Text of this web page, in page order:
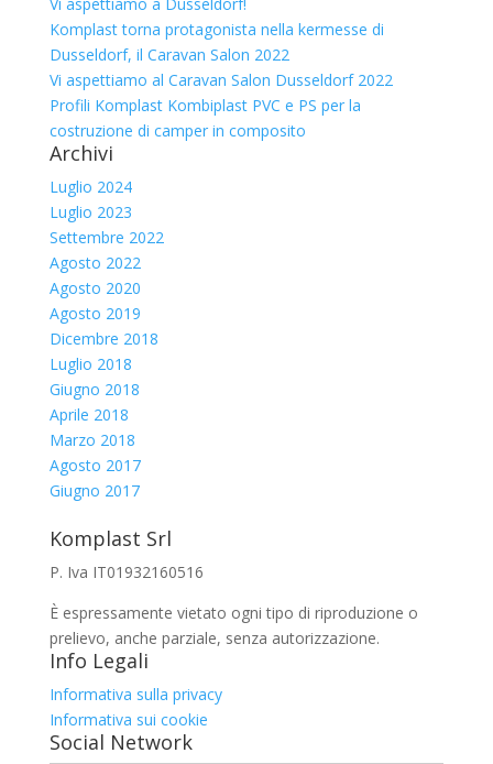
Komplast torna protagonista nella kermesse di
Dusseldorf, il Caravan Salon 2022
Vi aspettiamo al Caravan Salon Dusseldorf 2022
Profili Komplast Kombiplast PVC e PS per la
costruzione di camper in composito
Archivi
Luglio 2024
Luglio 2023
Settembre 2022
Agosto 2022
Agosto 2020
Agosto 2019
Dicembre 2018
Luglio 2018
Giugno 2018
Aprile 2018
Marzo 2018
Agosto 2017
Giugno 2017
Komplast Srl
P. Iva IT01932160516
È espressamente vietato ogni tipo di riproduzione o
prelievo, anche parziale, senza autorizzazione.
Info Legali
Informativa sulla privacy
Informativa sui cookie
Social Network